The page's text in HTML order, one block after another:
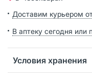
Доставим курьером
В аптеку сегодня или
Условия хранения